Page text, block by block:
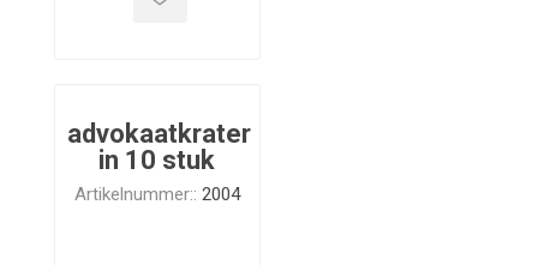
advokaatkrater
in 10 stuk
Artikelnummer:: 2004